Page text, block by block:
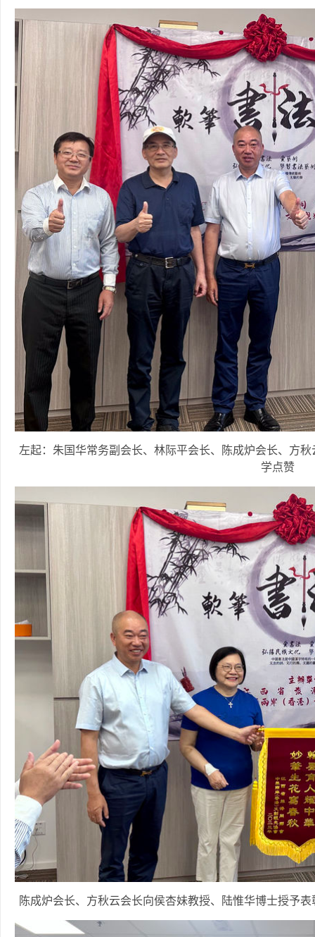
左起：朱国华常务副会长、林际平会长、陈成炉会长、方
学点赞
陈成炉会长、方秋云会长向侯杏妹教授、陆惟华博士授予